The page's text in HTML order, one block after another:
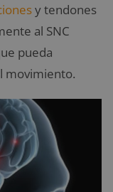
y tendones
al SNC
pueda
movimiento.